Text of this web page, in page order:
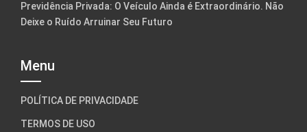
Previdência Privada: O Veículo Ainda é Extraordinário. Não
Deixe o Ruído Arruinar Seu Futuro
Menu
POLÍTICA DE PRIVACIDADE
TERMOS DE USO